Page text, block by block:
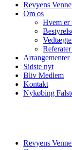
Revyens
Om os
Hvem er
Arrangementer
Sidste nyt
Bliv Medlem
Kontakt
Nykøbing
Revyens